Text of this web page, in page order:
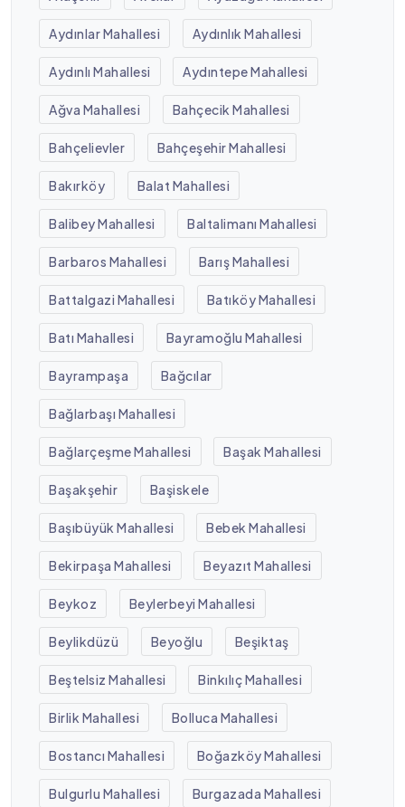
Aydınlar Mahallesi Aydınlık Mahallesi
Aydınlı Mahallesi Aydıntepe Mahallesi
Ağva Mahallesi Bahçecik Mahallesi
Bahçelievler Bahçeşehir Mahallesi
Bakırköy Balat Mahallesi
Balibey Mahallesi Baltalimanı Mahallesi
Barbaros Mahallesi Barış Mahallesi
Battalgazi Mahallesi Batıköy Mahallesi
Batı Mahallesi Bayramoğlu Mahallesi
Bayrampaşa Bağcılar
Bağlarbaşı Mahallesi
Bağlarçeşme Mahallesi Başak Mahallesi
Başakşehir Başiskele
Başıbüyük Mahallesi Bebek Mahallesi
Bekirpaşa Mahallesi Beyazıt Mahallesi
Beykoz Beylerbeyi Mahallesi
Beylikdüzü Beyoğlu Beşiktaş
Beştelsiz Mahallesi Binkılıç Mahallesi
Birlik Mahallesi Bolluca Mahallesi
Bostancı Mahallesi Boğazköy Mahallesi
Bulgurlu Mahallesi Burgazada Mahallesi